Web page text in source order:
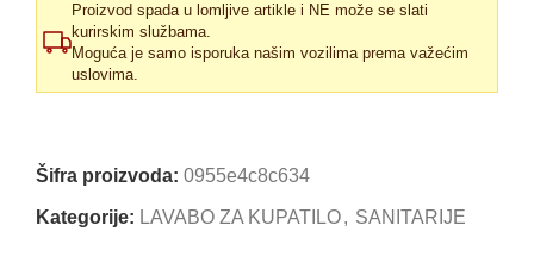
Proizvod spada u lomljive artikle i NE može se slati
kurirskim službama.
Moguća je samo isporuka našim vozilima prema važećim
uslovima.
Šifra proizvoda: 0955e4c8c634
Kategorije: LAVABO ZA KUPATILO, SANITARIJE